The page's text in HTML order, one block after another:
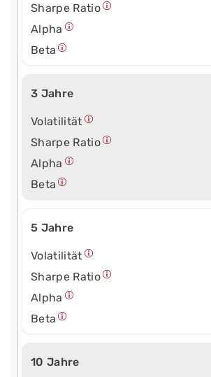
Sharpe Ratio
Alpha
Beta
3 Jahre
Volatilität
Sharpe Ratio
Alpha
Beta
5 Jahre
Volatilität
Sharpe Ratio
Alpha
Beta
10 Jahre